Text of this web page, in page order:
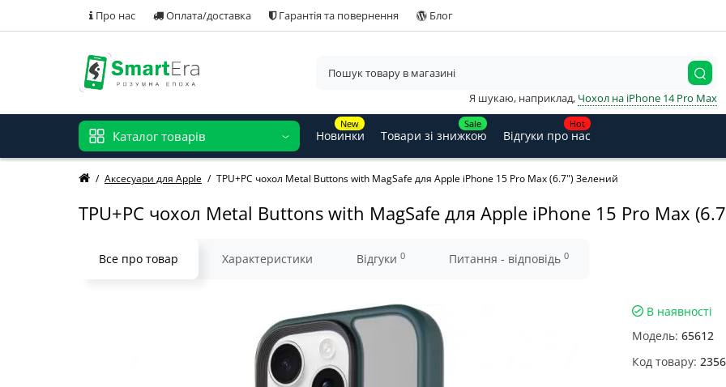
Про нас Оплата/доставка Гарантія та повернення Блог
Я шукаю, наприклад, Чохол на iPhone 14 Pro Max
Каталог товарів
New
Новинки
Sale
Товари зі знижкою
Hot
Відгуки про нас
Аксесуари для Apple TPU+PC чохол Metal Buttons with MagSafe для Apple iPhone 15 Pro Max (6.7") Зелений
TPU+PC чохол Metal Buttons with MagSafe для Apple iPhone 15 Pro Max
Все про товар Характеристики Відгуки 0 Питання - відповідь 0
В наявності
Модель: 65612
Код товару: